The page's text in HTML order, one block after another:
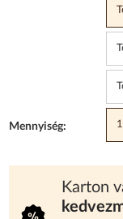
Mennyiség:
Karton